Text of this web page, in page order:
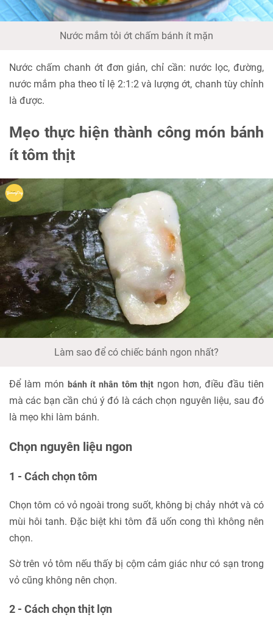
Nước mắm tỏi ớt chấm bánh ít mặn
Nước chấm chanh ớt đơn giản, chỉ cần: nước lọc, đường,
nước mắm pha theo tỉ lệ 2:1:2 và lượng ớt, chanh tùy chỉnh
là được.
Mẹo thực hiện thành công món bánh
ít tôm thịt
Làm sao để có chiếc bánh ngon nhất?
Để làm mónbánh ít nhân tôm thịtngon hơn, điều đầu tiên
mà các bạn cần chú ý đó là cách chọn nguyên liệu, sau đó
là mẹo khi làm bánh.
Chọn nguyên liệu ngon
1 - Cách chọn tôm
Chọn tôm có vỏ ngoài trong suốt, không bị chảy nhớt và có
mùi hôi tanh. Đặc biệt khi tôm đã uốn cong thì không nên
chọn.
Sờ trên vỏ tôm nếu thấy bị cộm cảm giác như có sạn trong
vỏ cũng không nên chọn.
2 - Cách chọn thịt lợn